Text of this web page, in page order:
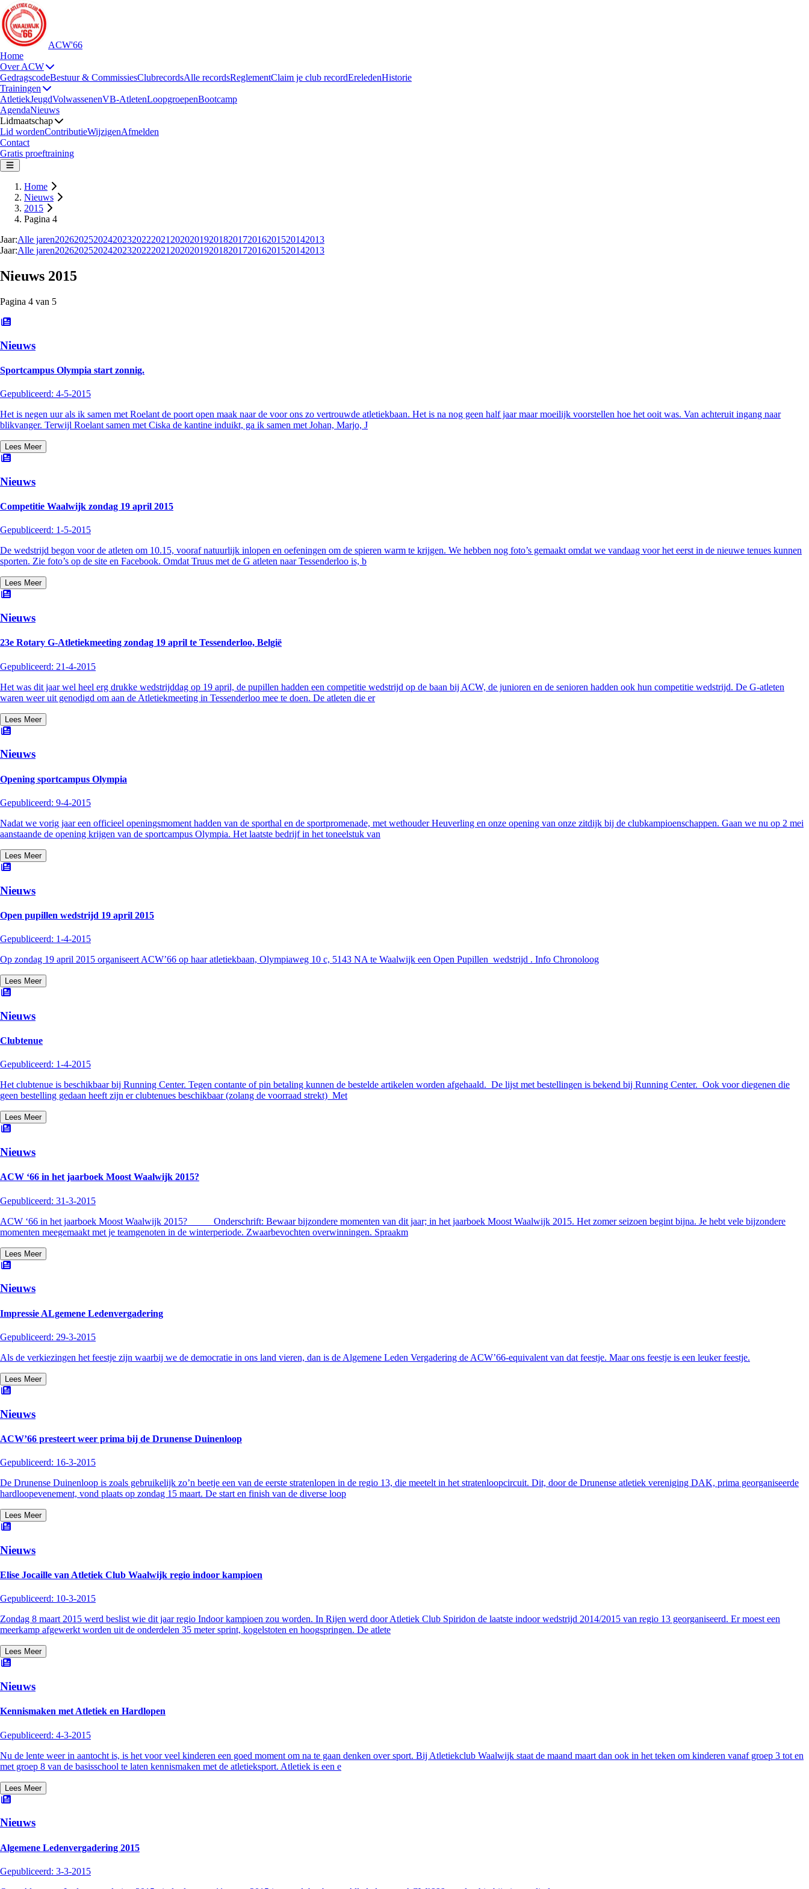
ACW'66
Home
Over ACW
GedragscodeBestuur & CommissiesClubrecordsAlle recordsReglementClaim je club recordEreledenHistorie
Trainingen
AtletiekJeugdVolwassenenVB-AtletenLoopgroepenBootcamp
AgendaNieuws
Lidmaatschap
Lid wordenContributieWijzigenAfmelden
Contact
Gratis proeftraining
Home
Nieuws
2015
Pagina 4
Jaar:Alle jaren202620252024202320222021 20202019201820172016201520142013
Jaar:Alle jaren202620252024202320222021 20202019201820172016201520142013
Nieuws 2015
Pagina 4 van 5
Nieuws
Sportcampus Olympia start zonnig.
Gepubliceerd: 4-5-2015
Het is negen uur als ik samen met Roelant de poort open maak naar de voor ons zo vertrouwde atletiekbaan. Het is na nog geen half jaar maar moeilijk voorstellen hoe het ooit was. Van achteruit ingang naar
blikvanger. Terwijl Roelant samen met Ciska de kantine induikt, ga ik samen met Johan, Marjo, J
Lees Meer
Nieuws
Competitie Waalwijk zondag 19 april 2015
Gepubliceerd: 1-5-2015
De wedstrijd begon voor de atleten om 10.15, vooraf natuurlijk inlopen en oefeningen om de spieren warm te krijgen. We hebben nog foto’s gemaakt omdat we vandaag voor het eerst in de nieuwe tenues kunnen
sporten. Zie foto’s op de site en Facebook. Omdat Truus met de G atleten naar Tessenderloo is, b
Lees Meer
Nieuws
23e Rotary G-Atletiekmeeting zondag 19 april te Tessenderloo, België
Gepubliceerd: 21-4-2015
Het was dit jaar wel heel erg drukke wedstrijddag op 19 april, de pupillen hadden een competitie wedstrijd op de baan bij ACW, de junioren en de senioren hadden ook hun competitie wedstrijd. De G-atleten
waren weer uit genodigd om aan de Atletiekmeeting in Tessenderloo mee te doen. De atleten die er
Lees Meer
Nieuws
Opening sportcampus Olympia
Gepubliceerd: 9-4-2015
Nadat we vorig jaar een officieel openingsmoment hadden van de sporthal en de sportpromenade, met wethouder Heuverling en onze opening van onze zitdijk bij de clubkampioenschappen. Gaan we nu op 2 mei
aanstaande de opening krijgen van de sportcampus Olympia. Het laatste bedrijf in het toneelstuk van
Lees Meer
Nieuws
Open pupillen wedstrijd 19 april 2015
Gepubliceerd: 1-4-2015
Op zondag 19 april 2015 organiseert ACW’66 op haar atletiekbaan, Olympiaweg 10 c, 5143 NA te Waalwijk een Open Pupillen wedstrijd . Info Chronoloog
Lees Meer
Nieuws
Clubtenue
Gepubliceerd: 1-4-2015
Het clubtenue is beschikbaar bij Running Center. Tegen contante of pin betaling kunnen de bestelde artikelen worden afgehaald. De lijst met bestellingen is bekend bij Running Center. Ook voor diegenen die
geen bestelling gedaan heeft zijn er clubtenues beschikbaar (zolang de voorraad strekt) Met
Lees Meer
Nieuws
ACW ‘66 in het jaarboek Moost Waalwijk 2015?
Gepubliceerd: 31-3-2015
ACW ‘66 in het jaarboek Moost Waalwijk 2015? Onderschrift: Bewaar bijzondere momenten van dit jaar; in het jaarboek Moost Waalwijk 2015. Het zomer seizoen begint bijna. Je hebt vele bijzondere
momenten meegemaakt met je teamgenoten in de winterperiode. Zwaarbevochten overwinningen. Spraakm
Lees Meer
Nieuws
Impressie ALgemene Ledenvergadering
Gepubliceerd: 29-3-2015
Als de verkiezingen het feestje zijn waarbij we de democratie in ons land vieren, dan is de Algemene Leden Vergadering de ACW’66-equivalent van dat feestje. Maar ons feestje is een leuker feestje.
Lees Meer
Nieuws
ACW’66 presteert weer prima bij de Drunense Duinenloop
Gepubliceerd: 16-3-2015
De Drunense Duinenloop is zoals gebruikelijk zo’n beetje een van de eerste stratenlopen in de regio 13, die meetelt in het stratenloopcircuit. Dit, door de Drunense atletiek vereniging DAK, prima georganiseerde
hardloopevenement, vond plaats op zondag 15 maart. De start en finish van de diverse loop
Lees Meer
Nieuws
Elise Jocaille van Atletiek Club Waalwijk regio indoor kampioen
Gepubliceerd: 10-3-2015
Zondag 8 maart 2015 werd beslist wie dit jaar regio Indoor kampioen zou worden. In Rijen werd door Atletiek Club Spiridon de laatste indoor wedstrijd 2014/2015 van regio 13 georganiseerd. Er moest een
meerkamp afgewerkt worden uit de onderdelen 35 meter sprint, kogelstoten en hoogspringen. De atlete
Lees Meer
Nieuws
Kennismaken met Atletiek en Hardlopen
Gepubliceerd: 4-3-2015
Nu de lente weer in aantocht is, is het voor veel kinderen een goed moment om na te gaan denken over sport. Bij Atletiekclub Waalwijk staat de maand maart dan ook in het teken om kinderen vanaf groep 3 tot en
met groep 8 van de basisschool te laten kennismaken met de atletieksport. Atletiek is een e
Lees Meer
Nieuws
Algemene Ledenvergadering 2015
Gepubliceerd: 3-3-2015